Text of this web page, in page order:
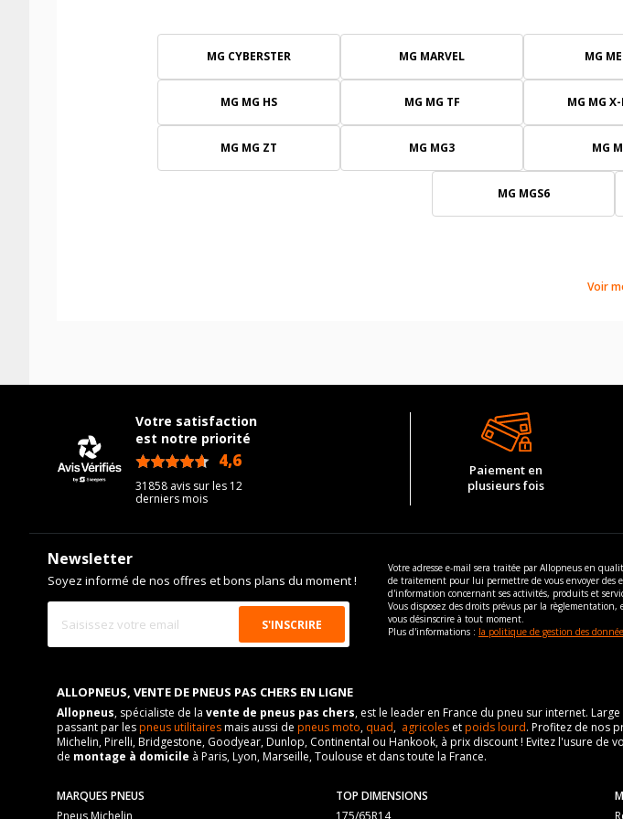
MG CYBERSTER MG MARVEL MG
MG MG HS MG MG TF MG MG
MG MG ZT MG MG3 MG
MG MGS6
Voir
Votre satisfaction
est notre priorité
4,6
31858 avis sur les 12
derniers mois
Paiement en
plusieurs fois
Newsletter
Soyez informé de nos offres et bons plans du moment !
Votre adresse e-mail sera traitée par Allopneus en
de traitement pour lui permettre de vous envoyer des
d'information concernant ses activités, produits et
Vous disposez des droits prévus par la
vous désinscrire à tout moment.
Plus d'informations : la politique de gestion des
ALLOPNEUS, VENTE DE PNEUS PAS CHERS EN LIGNE
Allopneus, spécialiste de la vente de pneus pas chers, est le leader en France du pneu sur internet.
passant par lespneus utilitairesmais aussi de pneus moto, quad, agricoles etpoids lourd. Profitez de nos
Michelin, Pirelli, Bridgestone, Goodyear, Dunlop, Continental ou Hankook, à prix discount ! Evitez l'usure de
de montage à domicile à Paris, Lyon, Marseille, Toulouse et dans toute la France.
MARQUES PNEUS
Pneus Michelin
TOP DIMENSIONS
175/65R14